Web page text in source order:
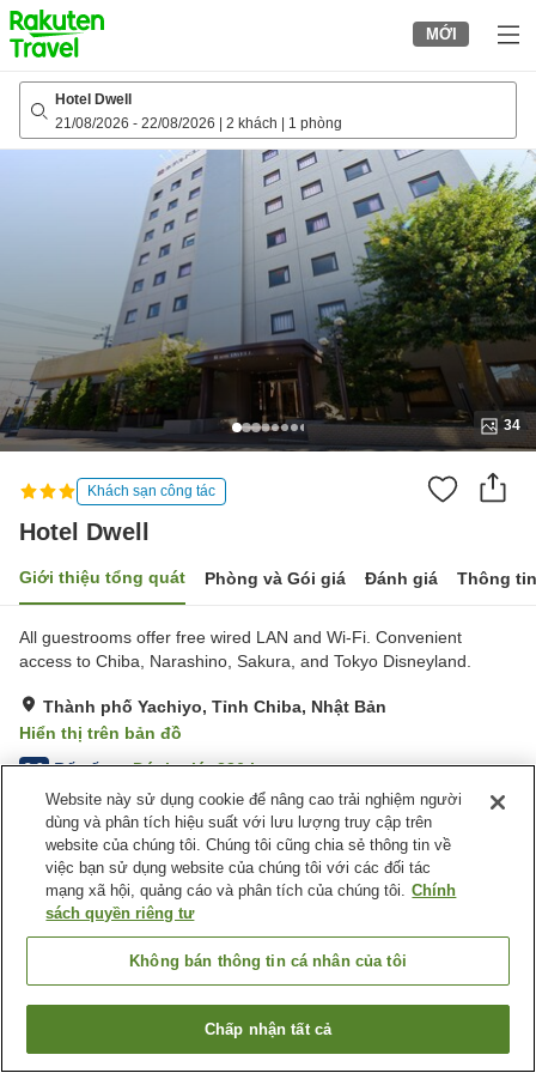
to
top
page
MỚI
Hotel Dwell
21/08/2026 - 22/08/2026 2 khách 1 phòng
34
Khách sạn công tác
Hotel Dwell
Giới thiệu tổng quát Phòng và Gói giá Đánh giá Thông
All guestrooms offer free wired LAN and Wi-Fi. Convenient
access to Chiba, Narashino, Sakura, and Tokyo Disneyland.
Thành phố Yachiyo, Tỉnh Chiba, Nhật Bản
Hiển thị trên bản đồ
3.9 Rất tốt Đánh giá:336lượt
Tiện nghi chỗ nghỉ
Bãi đỗ xe
Spa / Salon
Nhà hàng
Máy bán hàng tự động
Nhật Bản Tỉnh Chiba
Thành phố Yachiyo
Hotel Dwell
Tìm phòng trống
Website này sử dụng cookie để nâng cao trải nghiệm người
dùng và phân tích hiệu suất với lưu lượng truy cập trên
website của chúng tôi. Chúng tôi cũng chia sẻ thông tin về
việc bạn sử dụng website của chúng tôi với các đối tác
mạng xã hội, quảng cáo và phân tích của chúng tôi. Chính
sách quyền riêng tư
Không bán thông tin cá nhân của tôi
Chấp nhận tất cả